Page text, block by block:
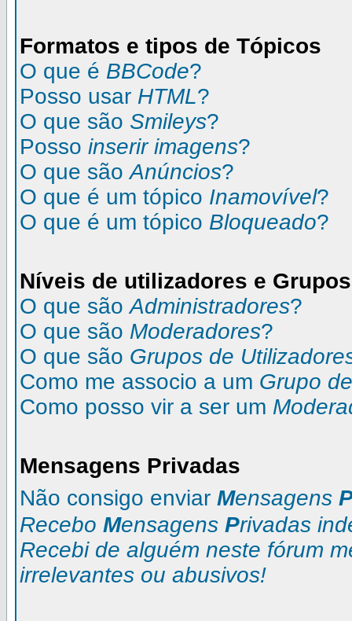
Formatos e tipos de Tópicos
O que é BBCode?
Posso usar HTML?
O que são Smileys?
Posso inserir imagens?
O que sãoAnúncios?
O que é um tópico Inamovível?
O que é um tópico Bloqueado?
Níveis de utilizadores e Grupos
O que sãoAdministradores?
O que são Moderadores?
O que são Grupos de
Como me associo a um Grupo
Como posso vir a ser um
Mensagens Privadas
Não consigo enviar Mensagens
Recebo Mensagens Privadas
Recebi de alguém neste fórum
irrelevantes ou abusivos!